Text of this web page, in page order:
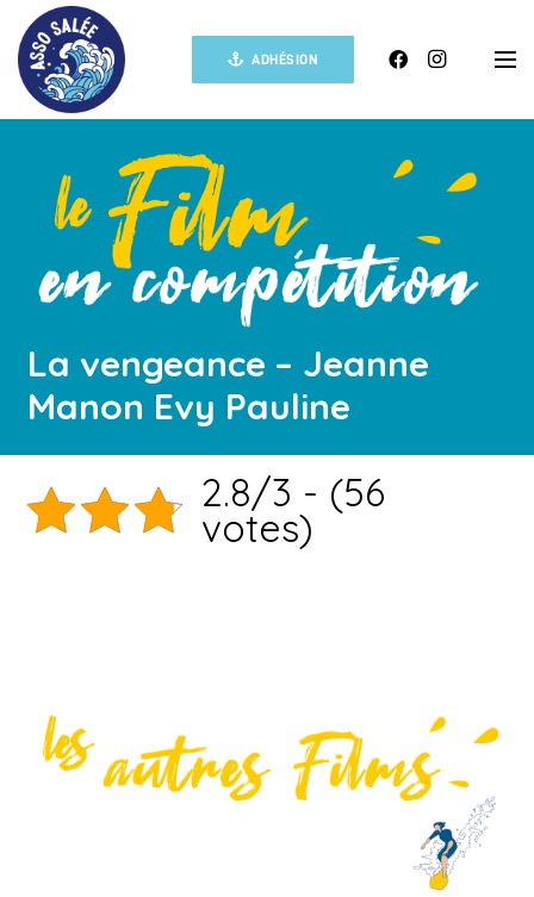
ADHÉSION
La vengeance – Jeanne
Manon Evy Pauline
2.8/3 - (56
votes)